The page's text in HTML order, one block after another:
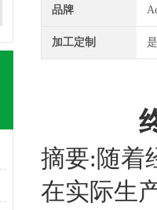
品牌
加工定制
摘要:随着
在实际生